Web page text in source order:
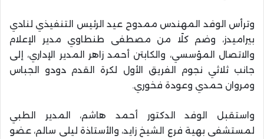
وترأس الوفد المهندس ممدوح عيد الرئيس التنفيذي لنادي
بيراميدز، وضم كلًا من مصطفى طنطاوي مدير الإعلام
والاتصال المؤسسي، والكابتن أحمد زاهر المدير الإداري، إلى
جانب ثلاثي نجوم الفريق الأول لكرة القدم دودو الجباس
ومروان حمدي وعودة فخوري.
واستقبل الوفد الدكتور أحمد هاشم، المدير الطبي
لمستشفى بهية فرع الشيخ زايد، والأستاذة ليلى سالم، عضو